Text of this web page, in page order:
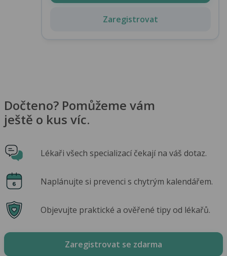
Zaregistrovat
Dočteno? Pomůžeme vám
ještě o kus víc.
Lékaři všech specializací čekají na váš dotaz.
Naplánujte si prevenci s chytrým kalendářem.
Objevujte praktické a ověřené tipy od lékařů.
Zaregistrovat se zdarma